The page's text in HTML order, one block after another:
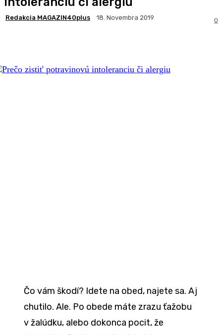
Redakcia MAGAZIN40plus 18. Novembra 2019 0
Čo vám škodí? Idete na obed, najete sa. Aj
chutilo. Ale. Po obede máte zrazu ťažobu
v žalúdku, alebo dokonca pocit, že